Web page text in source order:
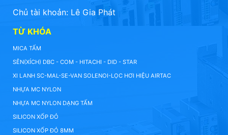
Chủ tài khoản: Lê Gia Phát
TỪ KHÓA
MICA TẤM
SÊN(XÍCH) DBC - COM - HITACHI - DID - STAR
XI LANH SC-MAL-SE-VAN SOLENOI-LỌC HƠI HIỆU AIRTAC
NHỰA MC NYLON
NHỰA MC NYLON DẠNG TẤM
SILICON XỐP ĐỎ
SILICON XỐP ĐỎ 8MM